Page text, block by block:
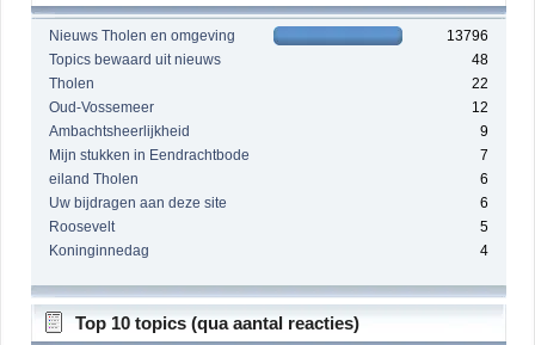
Nieuws Tholen en omgeving
13796
Topics bewaard uit nieuws
48
Tholen
22
Oud-Vossemeer
12
Ambachtsheerlijkheid
9
Mijn stukken in Eendrachtbode
7
eiland Tholen
6
Uw bijdragen aan deze site
6
Roosevelt
5
Koninginnedag
4
Top 10 topics (qua aantal reacties)